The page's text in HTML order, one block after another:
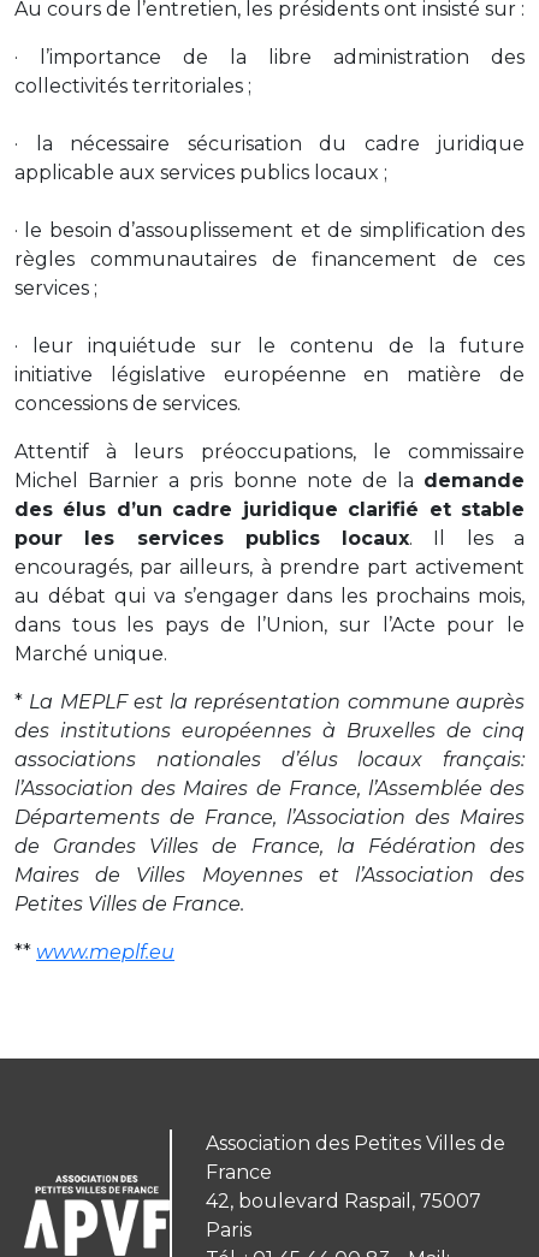
Au cours de l’entretien, les présidents ont insisté sur :
· l’importance de la libre administration des
collectivités territoriales ;
· la nécessaire sécurisation du cadre juridique
applicable aux services publics locaux ;
· le besoin d’assouplissement et de simplification des
règles communautaires de financement de ces
services ;
· leur inquiétude sur le contenu de la future
initiative législative européenne en matière de
concessions de services.
Attentif à leurs préoccupations, le commissaire
Michel Barnier a pris bonne note de la demande
des élus d’un cadre juridique clarifié et stable
pour les services publics locaux. Il les a
encouragés, par ailleurs, à prendre part activement
au débat qui va s’engager dans les prochains mois,
dans tous les pays de l’Union, sur l’Acte pour le
Marché unique.
* La MEPLF est la représentation commune auprès
des institutions européennes à Bruxelles de cinq
associations nationales d’élus locaux français:
l’Association des Maires de France, l’Assemblée des
Départements de France, l’Association des Maires
de Grandes Villes de France, la Fédération des
Maires de Villes Moyennes et l’Association des
Petites Villes de France.
** www.meplf.eu
Association des Petites Villes de
France
42, boulevard Raspail, 75007
Paris